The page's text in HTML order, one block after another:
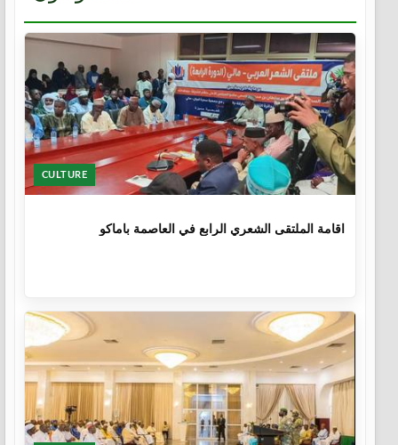
CULTURE
اقامة الملتقى الشعري الرابع في العاصمة باماكو